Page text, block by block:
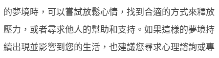
的夢境時，可以嘗試放鬆心情，找到合適的方式來釋放
壓力，或者尋求他人的幫助和支持。如果這樣的夢境持
續出現並影響到您的生活，也建議您尋求心理諮詢或專